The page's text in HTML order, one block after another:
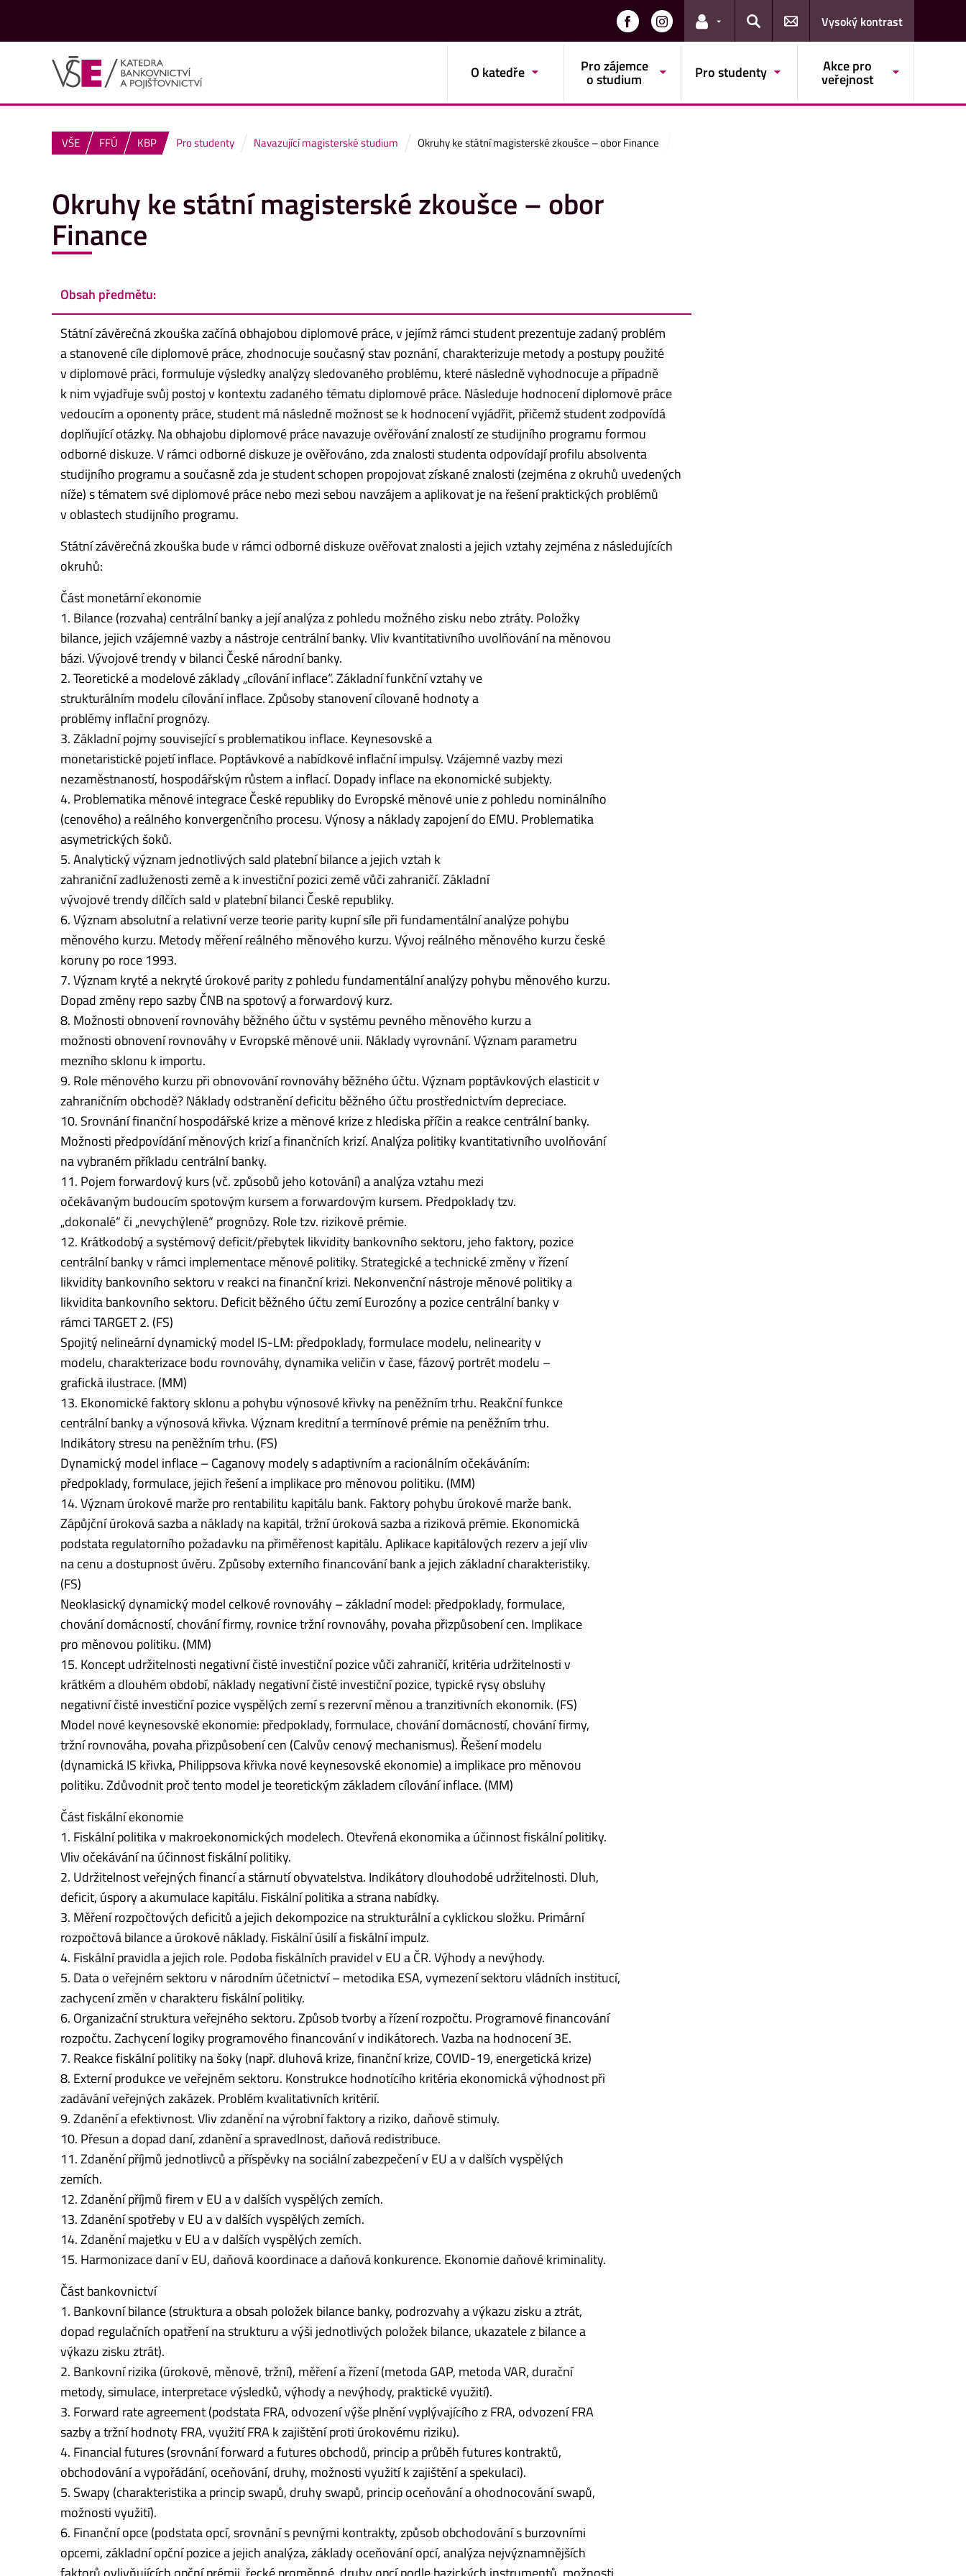
Odkazy pro uživatele
Hledat
Vysoký kontrast
O katedře Pro zájemce
o studium Pro studenty Akce pro
veřejnost
VŠE FFÚ KBP Pro studenty Navazující magisterské studium Okruhy ke státní magisterské zkoušce – obor Finance
Okruhy ke státní magisterské zkoušce – obor
Finance
Obsah předmětu:
Státní závěrečná zkouška začíná obhajobou diplomové práce, v jejímž rámci student prezentuje zadaný problém
a stanovené cíle diplomové práce, zhodnocuje současný stav poznání, charakterizuje metody a postupy použité
v diplomové práci, formuluje výsledky analýzy sledovaného problému, které následně vyhodnocuje a případně
k nim vyjadřuje svůj postoj v kontextu zadaného tématu diplomové práce. Následuje hodnocení diplomové práce
vedoucím a oponenty práce, student má následně možnost se k hodnocení vyjádřit, přičemž student zodpovídá
doplňující otázky. Na obhajobu diplomové práce navazuje ověřování znalostí ze studijního programu formou
odborné diskuze. V rámci odborné diskuze je ověřováno, zda znalosti studenta odpovídají profilu absolventa
studijního programu a současně zda je student schopen propojovat získané znalosti (zejména z okruhů uvedených
níže) s tématem své diplomové práce nebo mezi sebou navzájem a aplikovat je na řešení praktických problémů
v oblastech studijního programu.
Státní závěrečná zkouška bude v rámci odborné diskuze ověřovat znalosti a jejich vztahy zejména z následujících
okruhů:
Část monetární ekonomie
1. Bilance (rozvaha) centrální banky a její analýza z pohledu možného zisku nebo ztráty. Položky
bilance, jejich vzájemné vazby a nástroje centrální banky. Vliv kvantitativního uvolňování na měnovou
bázi. Vývojové trendy v bilanci České národní banky.
2. Teoretické a modelové základy „cílování inflace“. Základní funkční vztahy ve
strukturálním modelu cílování inflace. Způsoby stanovení cílované hodnoty a
problémy inflační prognózy.
3. Základní pojmy související s problematikou inflace. Keynesovské a
monetaristické pojetí inflace. Poptávkové a nabídkové inflační impulsy. Vzájemné vazby mezi
nezaměstnaností, hospodářským růstem a inflací. Dopady inflace na ekonomické subjekty.
4. Problematika měnové integrace České republiky do Evropské měnové unie z pohledu nominálního
(cenového) a reálného konvergenčního procesu. Výnosy a náklady zapojení do EMU. Problematika
asymetrických šoků.
5. Analytický význam jednotlivých sald platební bilance a jejich vztah k
zahraniční zadluženosti země a k investiční pozici země vůči zahraničí. Základní
vývojové trendy dílčích sald v platební bilanci České republiky.
6. Význam absolutní a relativní verze teorie parity kupní síle při fundamentální analýze pohybu
měnového kurzu. Metody měření reálného měnového kurzu. Vývoj reálného měnového kurzu české
koruny po roce 1993.
7. Význam kryté a nekryté úrokové parity z pohledu fundamentální analýzy pohybu měnového kurzu.
Dopad změny repo sazby ČNB na spotový a forwardový kurz.
8. Možnosti obnovení rovnováhy běžného účtu v systému pevného měnového kurzu a
možnosti obnovení rovnováhy v Evropské měnové unii. Náklady vyrovnání. Význam parametru
mezního sklonu k importu.
9. Role měnového kurzu při obnovování rovnováhy běžného účtu. Význam poptávkových elasticit v
zahraničním obchodě? Náklady odstranění deficitu běžného účtu prostřednictvím depreciace.
10. Srovnání finanční hospodářské krize a měnové krize z hlediska příčin a reakce centrální banky.
Možnosti předpovídání měnových krizí a finančních krizí. Analýza politiky kvantitativního uvolňování
na vybraném příkladu centrální banky.
11. Pojem forwardový kurs (vč. způsobů jeho kotování) a analýza vztahu mezi
očekávaným budoucím spotovým kursem a forwardovým kursem. Předpoklady tzv.
„dokonalé“ či „nevychýlené“ prognózy. Role tzv. rizikové prémie.
12. Krátkodobý a systémový deficit/přebytek likvidity bankovního sektoru, jeho faktory, pozice
centrální banky v rámci implementace měnové politiky. Strategické a technické změny v řízení
likvidity bankovního sektoru v reakci na finanční krizi. Nekonvenční nástroje měnové politiky a
likvidita bankovního sektoru. Deficit běžného účtu zemí Eurozóny a pozice centrální banky v
rámci TARGET 2. (FS)
Spojitý nelineární dynamický model IS-LM: předpoklady, formulace modelu, nelinearity v
modelu, charakterizace bodu rovnováhy, dynamika veličin v čase, fázový portrét modelu –
grafická ilustrace. (MM)
13. Ekonomické faktory sklonu a pohybu výnosové křivky na peněžním trhu. Reakční funkce
centrální banky a výnosová křivka. Význam kreditní a termínové prémie na peněžním trhu.
Indikátory stresu na peněžním trhu. (FS)
Dynamický model inflace – Caganovy modely s adaptivním a racionálním očekáváním:
předpoklady, formulace, jejich řešení a implikace pro měnovou politiku. (MM)
14. Význam úrokové marže pro rentabilitu kapitálu bank. Faktory pohybu úrokové marže bank.
Zápůjční úroková sazba a náklady na kapitál, tržní úroková sazba a riziková prémie. Ekonomická
podstata regulatorního požadavku na přiměřenost kapitálu. Aplikace kapitálových rezerv a její vliv
na cenu a dostupnost úvěru. Způsoby externího financování bank a jejich základní charakteristiky.
(FS)
Neoklasický dynamický model celkové rovnováhy – základní model: předpoklady, formulace,
chování domácností, chování firmy, rovnice tržní rovnováhy, povaha přizpůsobení cen. Implikace
pro měnovou politiku. (MM)
15. Koncept udržitelnosti negativní čisté investiční pozice vůči zahraničí, kritéria udržitelnosti v
krátkém a dlouhém období, náklady negativní čisté investiční pozice, typické rysy obsluhy
negativní čisté investiční pozice vyspělých zemí s rezervní měnou a tranzitivních ekonomik. (FS)
Model nové keynesovské ekonomie: předpoklady, formulace, chování domácností, chování firmy,
tržní rovnováha, povaha přizpůsobení cen (Calvův cenový mechanismus). Řešení modelu
(dynamická IS křivka, Philippsova křivka nové keynesovské ekonomie) a implikace pro měnovou
politiku. Zdůvodnit proč tento model je teoretickým základem cílování inflace. (MM)
Část fiskální ekonomie
1. Fiskální politika v makroekonomických modelech. Otevřená ekonomika a účinnost fiskální politiky.
Vliv očekávání na účinnost fiskální politiky.
2. Udržitelnost veřejných financí a stárnutí obyvatelstva. Indikátory dlouhodobé udržitelnosti. Dluh,
deficit, úspory a akumulace kapitálu. Fiskální politika a strana nabídky.
3. Měření rozpočtových deficitů a jejich dekompozice na strukturální a cyklickou složku. Primární
rozpočtová bilance a úrokové náklady. Fiskální úsilí a fiskální impulz.
4. Fiskální pravidla a jejich role. Podoba fiskálních pravidel v EU a ČR. Výhody a nevýhody.
5. Data o veřejném sektoru v národním účetnictví – metodika ESA, vymezení sektoru vládních institucí,
zachycení změn v charakteru fiskální politiky.
6. Organizační struktura veřejného sektoru. Způsob tvorby a řízení rozpočtu. Programové financování
rozpočtu. Zachycení logiky programového financování v indikátorech. Vazba na hodnocení 3E.
7. Reakce fiskální politiky na šoky (např. dluhová krize, finanční krize, COVID-19, energetická krize)
8. Externí produkce ve veřejném sektoru. Konstrukce hodnotícího kritéria ekonomická výhodnost při
zadávání veřejných zakázek. Problém kvalitativních kritérií.
9. Zdanění a efektivnost. Vliv zdanění na výrobní faktory a riziko, daňové stimuly.
10. Přesun a dopad daní, zdanění a spravedlnost, daňová redistribuce.
11. Zdanění příjmů jednotlivců a příspěvky na sociální zabezpečení v EU a v dalších vyspělých
zemích.
12. Zdanění příjmů firem v EU a v dalších vyspělých zemích.
13. Zdanění spotřeby v EU a v dalších vyspělých zemích.
14. Zdanění majetku v EU a v dalších vyspělých zemích.
15. Harmonizace daní v EU, daňová koordinace a daňová konkurence. Ekonomie daňové kriminality.
Část bankovnictví
1. Bankovní bilance (struktura a obsah položek bilance banky, podrozvahy a výkazu zisku a ztrát,
dopad regulačních opatření na strukturu a výši jednotlivých položek bilance, ukazatele z bilance a
výkazu zisku ztrát).
2. Bankovní rizika (úrokové, měnové, tržní), měření a řízení (metoda GAP, metoda VAR, durační
metody, simulace, interpretace výsledků, výhody a nevýhody, praktické využití).
3. Forward rate agreement (podstata FRA, odvození výše plnění vyplývajícího z FRA, odvození FRA
sazby a tržní hodnoty FRA, využití FRA k zajištění proti úrokovému riziku).
4. Financial futures (srovnání forward a futures obchodů, princip a průběh futures kontraktů,
obchodování a vypořádání, oceňování, druhy, možnosti využití k zajištění a spekulaci).
5. Swapy (charakteristika a princip swapů, druhy swapů, princip oceňování a ohodnocování swapů,
možnosti využití).
6. Finanční opce (podstata opcí, srovnání s pevnými kontrakty, způsob obchodování s burzovními
opcemi, základní opční pozice a jejich analýza, základy oceňování opcí, analýza nejvýznamnějších